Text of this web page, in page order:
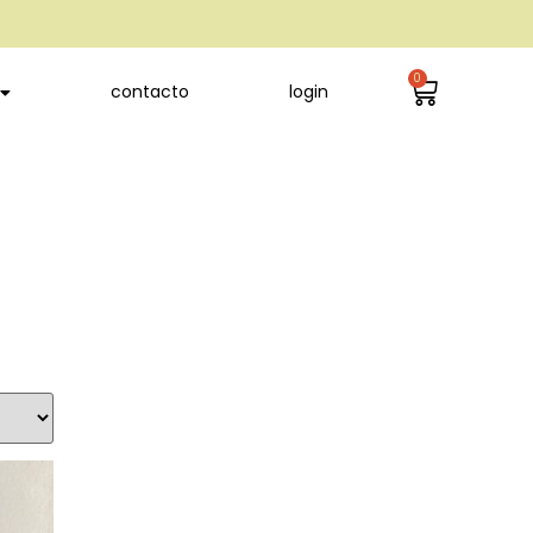
contacto login
0